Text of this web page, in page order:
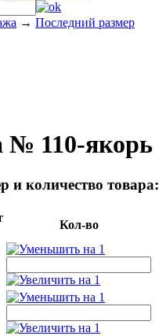
→ Последний размер
№ 110-якорь
и количество товара:
Кол-во